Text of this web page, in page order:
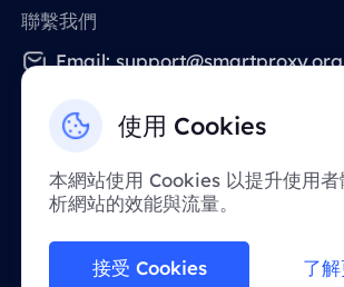
使用 Cookies
本網站使用 Cookies 以提升使用者
析網站的效能與流量。
接受 Cookies 了
聯繫我們
Email: support@smartproxy.org
供。 感謝您的體諒！